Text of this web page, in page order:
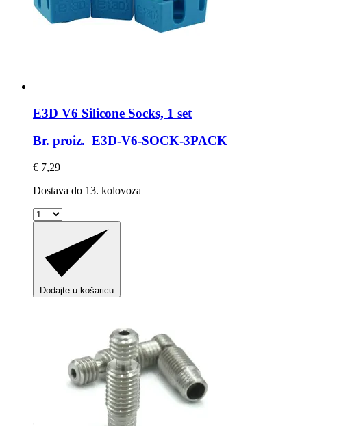
E3D V6 Silicone Socks, 1 set
Br. proiz. E3D-V6-SOCK-3PACK
€ 7,29
Dostava do 13. kolovoza
Dodajte u košaricu